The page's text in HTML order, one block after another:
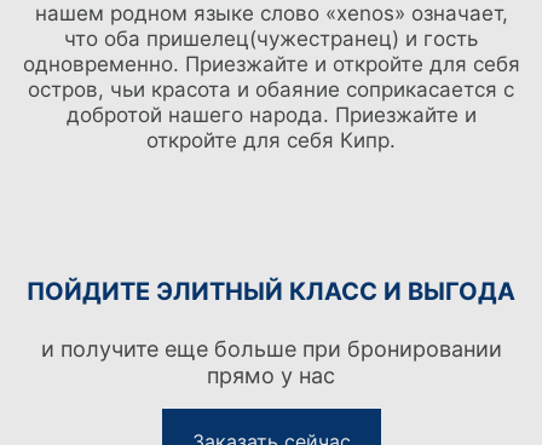
нашем родном языке слово «xenos» означает,
что оба пришелец(чужестранец) и гость
одновременно. Приезжайте и откройте для себя
остров, чьи красота и обаяние соприкасается с
добротой нашего народа. Приезжайте и
откройте для себя Кипр.
ПОЙДИТЕ ЭЛИТНЫЙ КЛАСС И ВЫГОДА
и получите еще больше при бронировании
прямо у нас